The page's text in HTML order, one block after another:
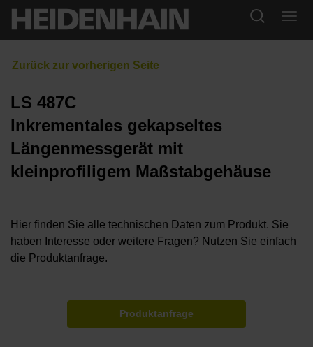
LS 487C
Inkrementales gekapseltes
Längenmessgerät mit
kleinprofiligem Maßstabgehäuse
Hier finden Sie alle technischen Daten zum Produkt. Sie
haben Interesse oder weitere Fragen? Nutzen Sie einfach
die Produktanfrage.
Produktanfrage